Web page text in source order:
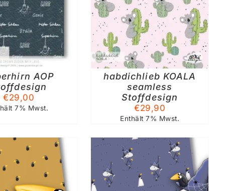
AOP
€29,00
7% Mwst.
WÄHLEN
DIESES
PRODUKT
WEIST
MEHRERE
VARIANTEN
AUF.
DIE
OPTIONEN
KÖNNEN
AUF
GEWÄHLT
WERDEN
DETAILS
habdichlieb KOALA
seamless
Stoffdesign
€29,90
Enthält 7% Mwst.